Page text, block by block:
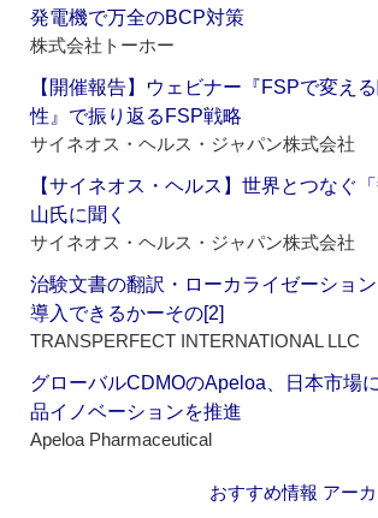
発電機で万全のBCP対策
株式会社トーホー
【開催報告】ウェビナー『FSPで変え
性』で振り返るFSP戦略
サイネオス・ヘルス・ジャパン株式会社
【サイネオス・ヘルス】世界とつなぐ
山氏に聞く
サイネオス・ヘルス・ジャパン株式会社
治験文書の翻訳・ローカライゼーショ
導入できるかーその[2]
TRANSPERFECT INTERNATIONAL LLC
グローバルCDMOのApeloa、日本市場
品イノベーションを推進
Apeloa Pharmaceutical
おすすめ情報 アー